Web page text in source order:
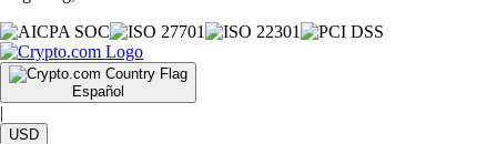
Español
|
USD